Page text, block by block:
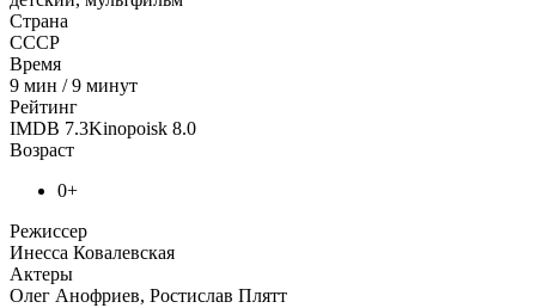
Страна
СССР
Время
9 мин /9 минут
Рейтинг
IMDB 7.3Kinopoisk 8.0
Возраст
0+
Режиссер
Инесса Ковалевская
Актеры
Олег Анофриев, Ростислав Плятт